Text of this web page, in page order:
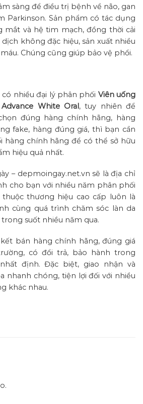
sàng để điều trị bệnh về não, gan
Parkinson. Sản phẩm có tác dụng
mắt và hệ tim mạch, đồng thời cải
không đặc hiệu, sản xuất nhiều
Chúng cũng giúp bảo vệ phổi.
nhiều đại lý phân phối Viên uống
White Oral , tuy nhiên để
đúng hàng chính hãng, hàng
fake, hàng đúng giá, thì bạn cần
hàng chính hãng để có thể sở hữu
hiệu quả nhất.
– depmoingay.net.vn sẽ là địa chỉ
cho bạn với nhiều năm phân phối
thương hiệu cao cấp luôn là
cùng quá trình chăm sóc làn da
suốt nhiều năm qua.
bán hàng chính hãng, đúng giá
có đổi trả, bảo hành trong
định. Đặc biệt, giao nhận và
nhanh chóng, tiện lợi đối với nhiều
khác nhau.